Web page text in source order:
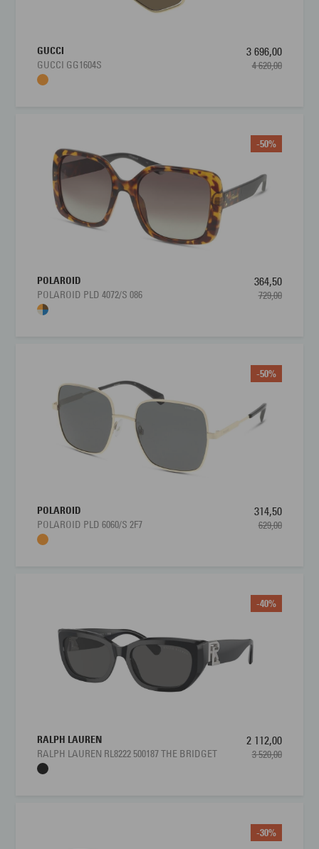
GUCCI
GUCCI GG1604S
3 696,00
4 620,00
-50%
POLAROID
POLAROID PLD 4072/S 086
364,50
729,00
-50%
POLAROID
POLAROID PLD 6060/S 2F7
314,50
629,00
-40%
RALPH LAUREN
RALPH LAUREN RL8222 500187 THE BRIDGET
2 112,00
3 520,00
-30%